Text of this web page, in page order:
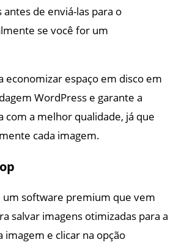
de enviá-las para o
se você for um
economizar espaço em disco em
WordPress e garante a
com a melhor qualidade, já que
cada imagem.
um software premium que vem
salvar imagens otimizadas para a
imagem e clicar na opção